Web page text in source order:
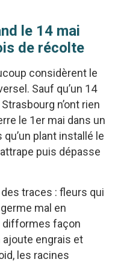
le 14 mai
de récolte
considèrent le
Sauf qu’un 14
n’ont rien
le 1er mai dans un
plant installé le
puis dépasse
traces : fleurs qui
mal en
difformes façon
ajoute engrais et
les racines